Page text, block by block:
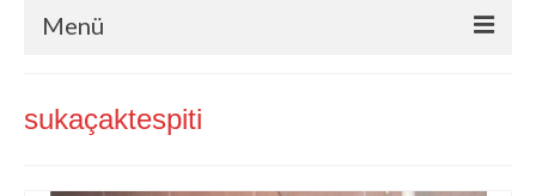
Menü
Hizmetlerimiz
Su Kaçağı Tespiti
sukaçaktespiti